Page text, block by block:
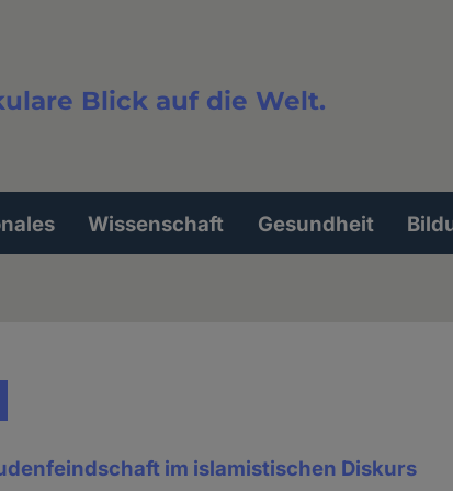
Blick auf die Welt.
Wissenschaft Gesundheit
im islamistischen Diskurs